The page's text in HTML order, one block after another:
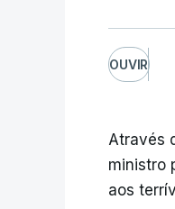
OUVIR
Através
ministro
aos